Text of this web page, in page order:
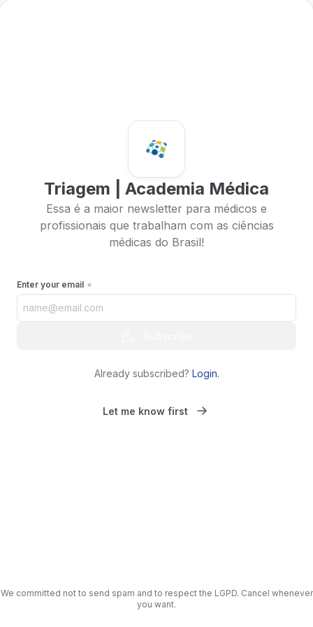
Triagem | Academia Médica
Essa é a maior newsletter para médicos e
profissionais que trabalham com as ciências
médicas do Brasil!
Enter your email
Already subscribed? Login.
Let me know first
We committed not to send spam and to respect the LGPD. Cancel whenever
you want.